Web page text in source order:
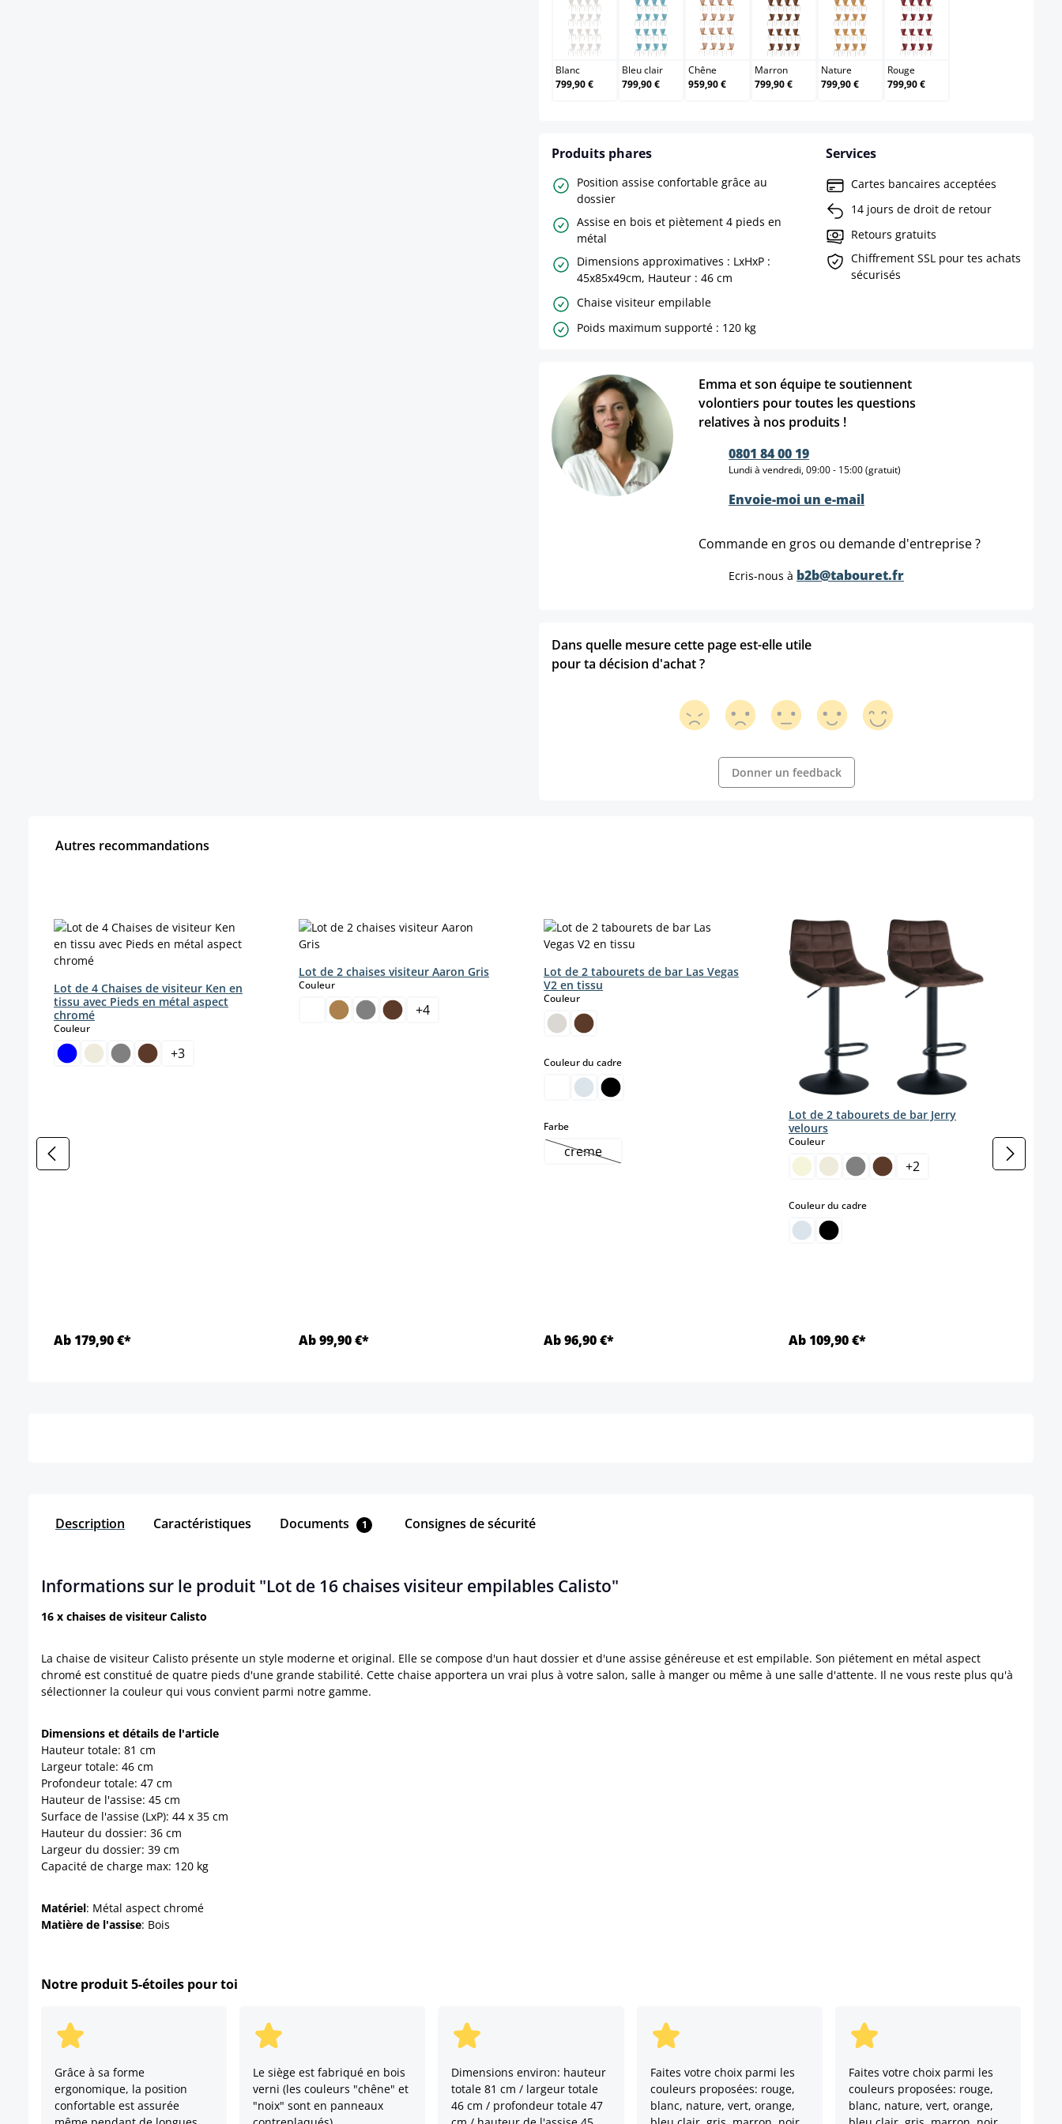
Blanc
Blanc
799,90 €
Bleu clair
Bleu clair
799,90 €
Chêne
Chêne
959,90 €
Marron
Marron
799,90 €
Nature
Nature
799,90 €
Rouge
Rouge
799,90 €
Produits phares
Position assise confortable grâce au
dossier
Assise en bois et piètement 4 pieds en
métal
Dimensions approximatives : LxHxP :
45x85x49cm, Hauteur : 46 cm
Chaise visiteur empilable
Poids maximum supporté : 120 kg
Services
Cartes bancaires acceptées
14 jours de droit de retour
Retours gratuits
Chiffrement SSL pour tes achats
sécurisés
Emma et son équipe te soutiennent
volontiers pour toutes les questions
relatives à nos produits !
0801 84 00 19
Lundi à vendredi, 09:00 - 15:00 (gratuit)
Envoie-moi un e-mail
Commande en gros ou demande d'entreprise ?
Ecris-nous à b2b@tabouret.fr
Dans quelle mesure cette page est-elle utile
pour ta décision d'achat ?
Donner un feedback
Autres recommandations
Lot de 4 Chaises de visiteur Ken en
tissu avec Pieds en métal aspect
chromé
Couleurselect
+3
Ab 179,90 €*
Lot de 2 chaises visiteur Aaron Gris
Couleurselect
+4
Ab 99,90 €*
Lot de 2 tabourets de bar Las Vegas
V2 en tissu
Couleurselect
Couleur du cadreselect
Farbeselect
creme(Cette option n'est pas disponible pour le moment.)
Ab 96,90 €*
Lot de 2 tabourets de bar Jerry
velours
Couleurselect
+2
Couleur du cadreselect
Ab 109,90 €*
Description Caractéristiques Documents 1 Consignes de sécurité
Informations sur le produit "Lot de 16 chaises visiteur empilables Calisto"
16 x chaises de visiteur Calisto
La chaise de visiteur Calisto présente un style moderne et original. Elle se compose d'un haut dossier et d'une assise généreuse et est empilable. Son piétement en métal aspect
chromé est constitué de quatre pieds d'une grande stabilité. Cette chaise apportera un vrai plus à votre salon, salle à manger ou même à une salle d'attente. Il ne vous reste plus qu'à
sélectionner la couleur qui vous convient parmi notre gamme.
Dimensions et détails de l'article
Hauteur totale: 81 cm
Largeur totale: 46 cm
Profondeur totale: 47 cm
Hauteur de l'assise: 45 cm
Surface de l'assise (LxP): 44 x 35 cm
Hauteur du dossier: 36 cm
Largeur du dossier: 39 cm
Capacité de charge max: 120 kg
Matériel: Métal aspect chromé
Matière de l'assise: Bois
Notre produit 5-étoiles pour toi
Grâce à sa forme
ergonomique, la position
confortable est assurée
Le siège est fabriqué en bois
verni (les couleurs "chêne" et
"noix" sont en panneaux
Dimensions environ: hauteur
totale 81 cm / largeur totale
46 cm / profondeur totale 47
Faites votre choix parmi les
couleurs proposées: rouge,
blanc, nature, vert, orange,
Faites votre choix parmi les
couleurs proposées: rouge,
blanc, nature, vert, orange,